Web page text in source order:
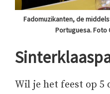
Fadomuzikanten, de
Portuguesa. Foto
Wil je het feest op 5